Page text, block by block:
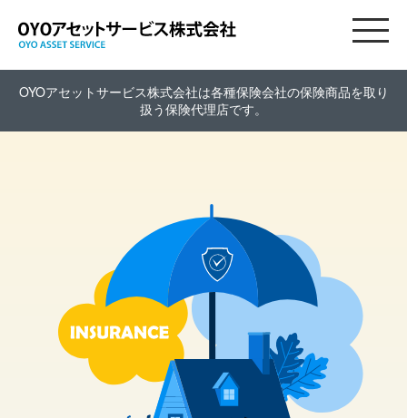
OYOアセットサービス株式会社は各種保険会社の保険商品を取り
扱う保険代理店です。